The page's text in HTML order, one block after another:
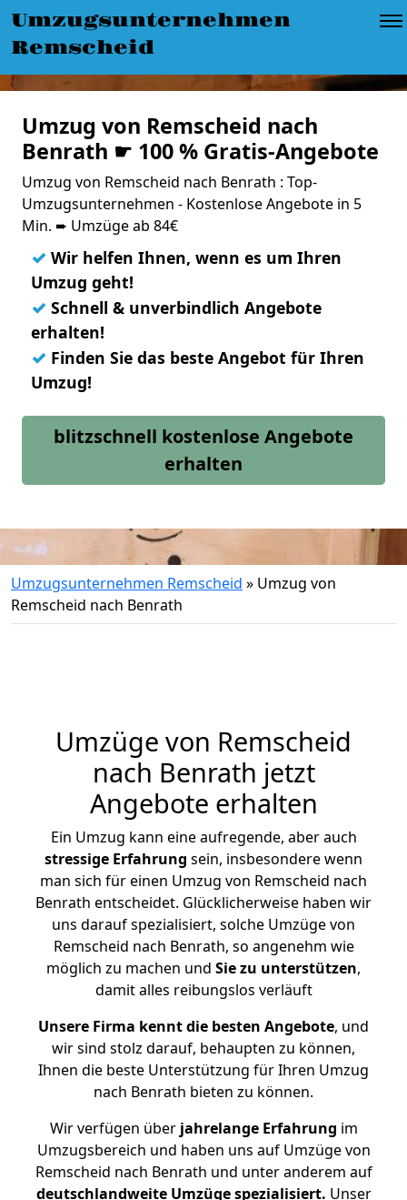
Umzugsunternehmen
Remscheid
Umzug von Remscheid nach
Benrath ☛ 100 % Gratis-Angebote
Umzug von Remscheid nach Benrath : Top-
Umzugsunternehmen - Kostenlose Angebote in 5
Min. ➨ Umzüge ab 84€
✓ Wir helfen Ihnen, wenn es um Ihren
Umzug geht!
✓ Schnell & unverbindlich Angebote
erhalten!
✓ Finden Sie das beste Angebot für Ihren
Umzug!
blitzschnell kostenlose Angebote
erhalten
Umzugsunternehmen Remscheid » Umzug von
Remscheid nach Benrath
Umzüge von Remscheid
nach Benrath jetzt
Angebote erhalten
Ein Umzug kann eine aufregende, aber auch
stressige Erfahrung sein, insbesondere wenn
man sich für einen Umzug von Remscheid nach
Benrath entscheidet. Glücklicherweise haben wir
uns darauf spezialisiert, solche Umzüge von
Remscheid nach Benrath, so angenehm wie
möglich zu machen und Sie zu unterstützen,
damit alles reibungslos verläuft
Unsere Firma kennt die besten Angebote, und
wir sind stolz darauf, behaupten zu können,
Ihnen die beste Unterstützung für Ihren Umzug
nach Benrath bieten zu können.
Wir verfügen überjahrelange Erfahrung im
Umzugsbereich und haben uns auf Umzüge von
Remscheid nach Benrath und unter anderem auf
deutschlandweite Umzüge spezialisiert. Unser